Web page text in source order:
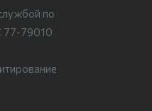
по
77-79010